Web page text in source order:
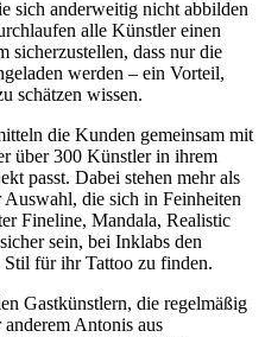
sich anderweitig nicht abbilden
alle Künstler einen
sicherzustellen, dass nur die
werden – ein Vorteil,
schätzen wissen.
die Kunden gemeinsam mit
über 300 Künstler in ihrem
passt. Dabei stehen mehr als
die sich in Feinheiten
Fineline, Mandala, Realistic
sein, bei Inklabs den
für ihr Tattoo zu finden.
Gastkünstlern, die regelmäßig
Antonis aus